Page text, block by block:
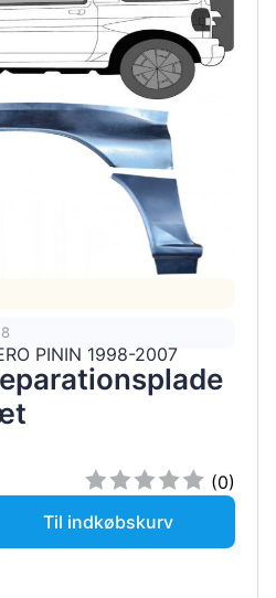
PININ 1998-2007
(0)
Til indkøbskurv